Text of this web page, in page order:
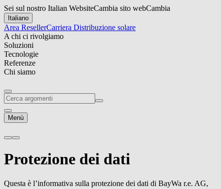
Sei sul nostro Italian WebsiteCambia sito webCambia
Italiano
Area ResellerCarriera Distribuzione solare
A chi ci rivolgiamo
Soluzioni
Tecnologie
Referenze
Chi siamo
Menù
Protezione dei dati
Questa è l’informativa sulla protezione dei dati di BayWa r.e. AG,